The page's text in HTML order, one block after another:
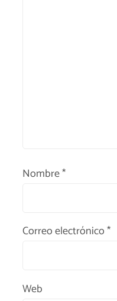
Nombre*
Correo electrónico*
Web